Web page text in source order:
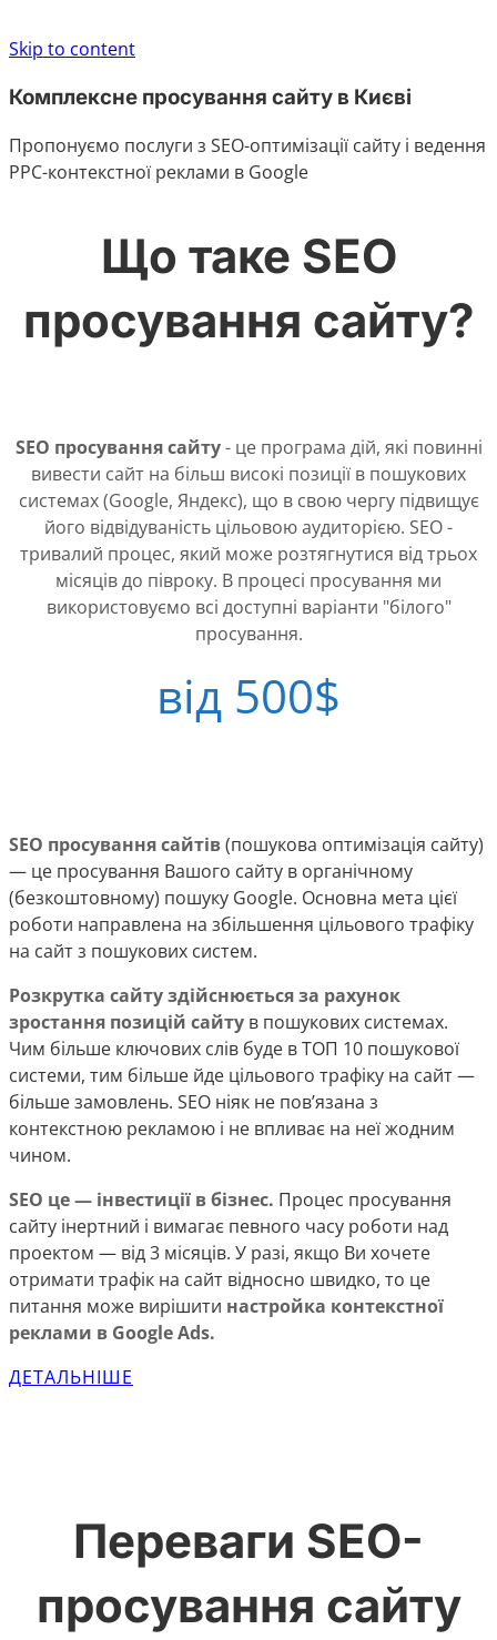
Skip to content
Комплексне просування сайту в Києві
Пропонуємо послуги з SEO-оптимізації сайту і ведення
PPC-контекстної реклами в Google
Що таке SEO
просування сайту?
SEO просування сайту- це програма дій, які повинні
вивести сайт на більш високі позиції в пошукових
системах (Google, Яндекс), що в свою чергу підвищує
його відвідуваність цільовою аудиторією. SEO -
тривалий процес, який може розтягнутися від трьох
місяців до півроку. В процесі просування ми
використовуємо всі доступні варіанти "білого"
просування.
від 500$
SEO просування сайтів(пошукова оптимізація сайту)
— це просування Вашого сайту в органічному
(безкоштовному) пошуку Google. Основна мета цієї
роботи направлена ​​на збільшення цільового трафіку
на сайт з пошукових систем.
Розкрутка сайту здійснюється за рахунок
зростання позицій сайту в пошукових системах.
Чим більше ключових слів буде в ТОП 10 пошукової
системи, тим більше йде цільового трафіку на сайт —
більше замовлень. SEO ніяк не пов’язана з
контекстною рекламою і не впливає на неї жодним
чином.
SEO це — інвестиції в бізнес. Процес просування
сайту інертний і вимагає певного часу роботи над
проектом — від 3 місяців. У разі, якщо Ви хочете
отримати трафік на сайт відносно швидко, то це
питання може вирішити настройка контекстної
реклами в Google Ads.
ДЕТАЛЬНІШЕ
Переваги SEO-
просування сайту